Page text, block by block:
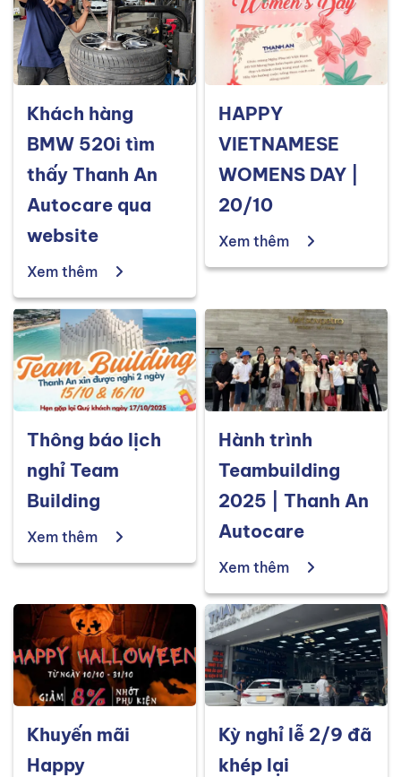
Khách hàng
BMW 520i tìm
thấy Thanh An
Autocare qua
website
Xem thêm
HAPPY
VIETNAMESE
WOMENS DAY |
20/10
Xem thêm
Thông báo lịch
nghỉ Team
Building
Xem thêm
Hành trình
Teambuilding
2025 | Thanh An
Autocare
Xem thêm
Khuyến mãi
Happy
Kỳ nghỉ lễ 2/9 đã
khép lại